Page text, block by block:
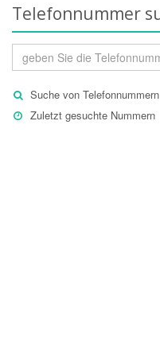
Telefonnummer
Suche von Telefonnummern
Zuletzt gesuchte Nummern